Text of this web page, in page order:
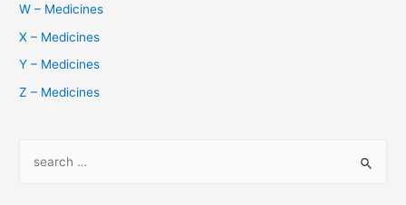
W – Medicines
X – Medicines
Y – Medicines
Z – Medicines